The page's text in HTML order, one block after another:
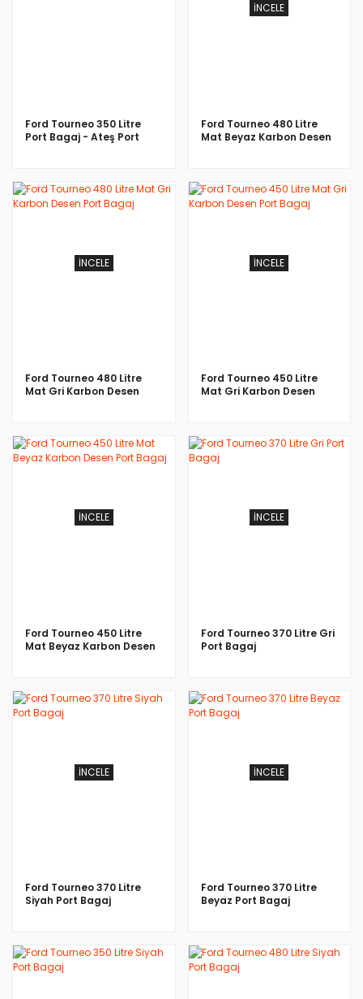
Ford Tourneo 350 Litre
Port Bagaj - Ateş Port
İNCELE
Ford Tourneo 480 Litre
Mat Beyaz Karbon Desen
İNCELE
Ford Tourneo 480 Litre
Mat Gri Karbon Desen
İNCELE
Ford Tourneo 450 Litre
Mat Gri Karbon Desen
İNCELE
Ford Tourneo 450 Litre
Mat Beyaz Karbon Desen
İNCELE
Ford Tourneo 370 Litre Gri
Port Bagaj
İNCELE
Ford Tourneo 370 Litre
Siyah Port Bagaj
İNCELE
Ford Tourneo 370 Litre
Beyaz Port Bagaj